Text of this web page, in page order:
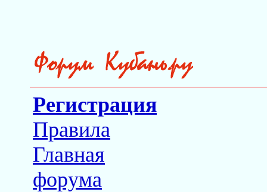
Регистрация
Правила
Главная
форума